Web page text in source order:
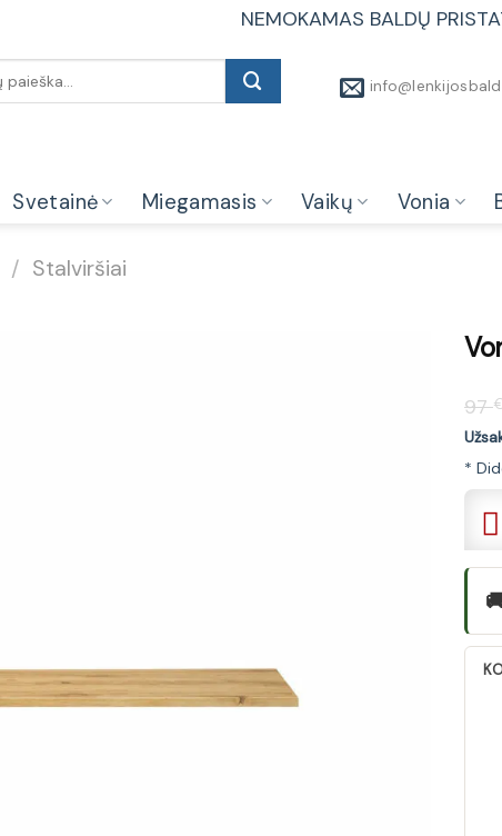
NEMOKAMAS BALDŲ
Svetainė Miegamasis Vaikų Vonia
/ Stalviršiai
97
is:
*